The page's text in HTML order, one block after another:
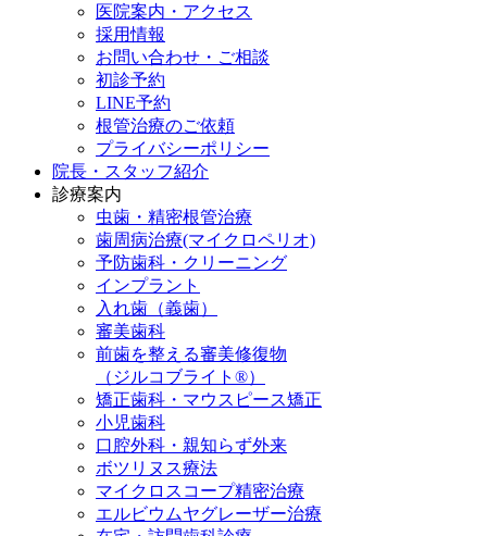
医院案内・アクセス
採用情報
お問い合わせ・ご相談
初診予約
LINE予約
根管治療のご依頼
プライバシーポリシー
院長・スタッフ紹介
診療案内
虫歯・精密根管治療
歯周病治療(マイクロペリオ)
予防歯科・クリーニング
インプラント
入れ歯（義歯）
審美歯科
前歯を整える審美修復物
（ジルコブライト®）
矯正歯科・マウスピース矯正
小児歯科
口腔外科・親知らず外来
ボツリヌス療法
マイクロスコープ精密治療
エルビウムヤグレーザー治療